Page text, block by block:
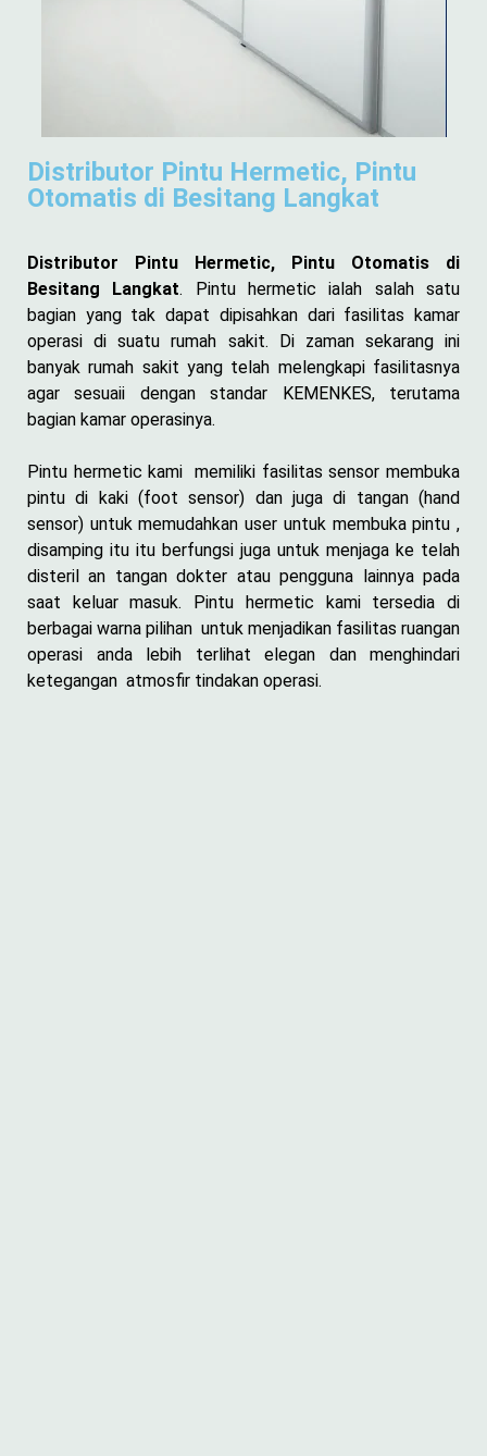
Distributor Pintu Hermetic, Pintu
Otomatis di Besitang Langkat
Distributor Pintu Hermetic, Pintu Otomatis di
Besitang Langkat. Pintu hermetic ialah salah satu
bagian yang tak dapat dipisahkan dari fasilitas kamar
operasi di suatu rumah sakit. Di zaman sekarang ini
banyak rumah sakit yang telah melengkapi fasilitasnya
agar sesuaii dengan standar KEMENKES, terutama
bagian kamar operasinya.
Pintu hermetic kami memiliki fasilitas sensor membuka
pintu di kaki (foot sensor) dan juga di tangan (hand
sensor) untuk memudahkan user untuk membuka pintu ,
disamping itu itu berfungsi juga untuk menjaga ke telah
disteril an tangan dokter atau pengguna lainnya pada
saat keluar masuk. Pintu hermetic kami tersedia di
berbagai warna pilihan untuk menjadikan fasilitas ruangan
operasi anda lebih terlihat elegan dan menghindari
ketegangan atmosfir tindakan operasi.